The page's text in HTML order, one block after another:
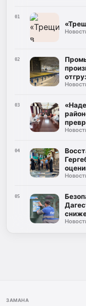
01
02
03
04
и
05
газа
ЗАМАНА